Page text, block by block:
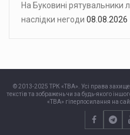
На Буковині рятувальники
наслідки негоди 08.08.2026
© 2013-2025 ТРК «ТВА». Усі права
текстів та зображень чи за будь-якого
«ТВА» гіперпосилання на